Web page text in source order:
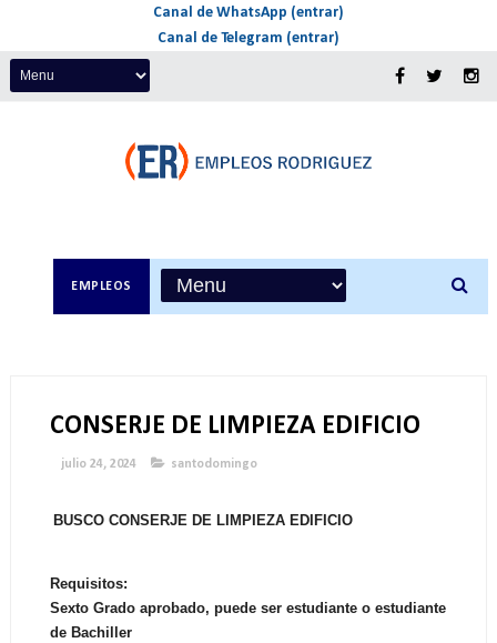
Canal de WhatsApp (entrar)
Canal de Telegram (entrar)
EMPLEOS
CONSERJE DE LIMPIEZA EDIFICIO
julio 24, 2024 santodomingo
BUSCO CONSERJE DE LIMPIEZA EDIFICIO
Requisitos:
Sexto Grado aprobado, puede ser estudiante o estudiante
de Bachiller